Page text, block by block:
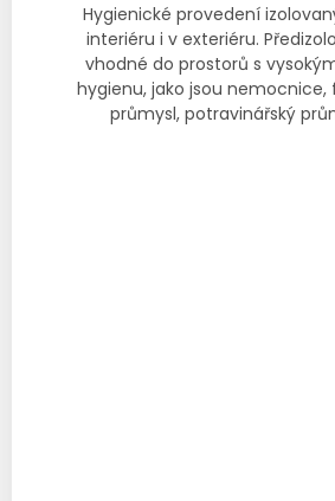
Hygienické provedení
interiéru i v exteriéru.
vhodné do prostorů s
hygienu, jako jsou
průmysl, potravinářský